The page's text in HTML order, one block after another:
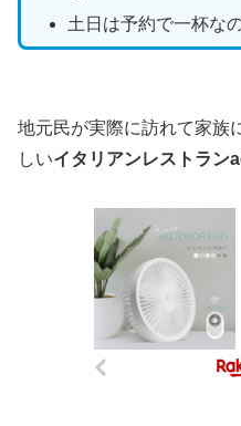
土日は予約で一杯な
地元民が実際に訪れて家族
しいイタリアンレストラン